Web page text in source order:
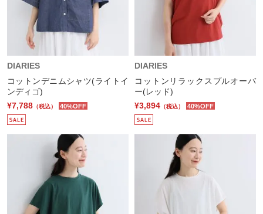
DIARIES
コットンデニムシャツ(ライトイ
ンディゴ)
¥7,788 （税込） 40%OFF
DIARIES
コットンリラックスプルオーバ
ー(レッド)
¥3,894 （税込） 40%OFF